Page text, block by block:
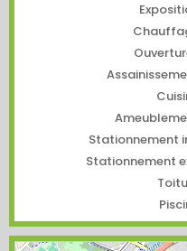
Stationnement
Stationnement